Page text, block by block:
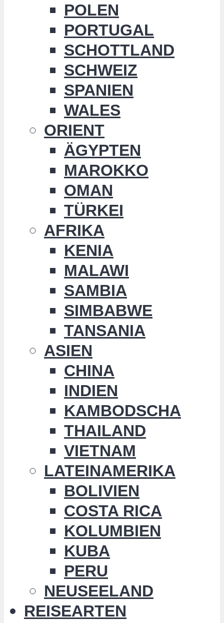
POLEN
PORTUGAL
SCHOTTLAND
SCHWEIZ
SPANIEN
WALES
ORIENT
ÄGYPTEN
MAROKKO
OMAN
TÜRKEI
AFRIKA
KENIA
MALAWI
SAMBIA
SIMBABWE
TANSANIA
ASIEN
CHINA
INDIEN
KAMBODSCHA
THAILAND
VIETNAM
LATEINAMERIKA
BOLIVIEN
COSTA RICA
KOLUMBIEN
KUBA
PERU
NEUSEELAND
REISEARTEN